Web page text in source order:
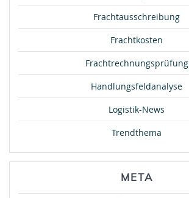
Frachtausschreibung
Frachtkosten
Frachtrechnungsprüfung
Handlungsfeldanalyse
Logistik-News
Trendthema
META